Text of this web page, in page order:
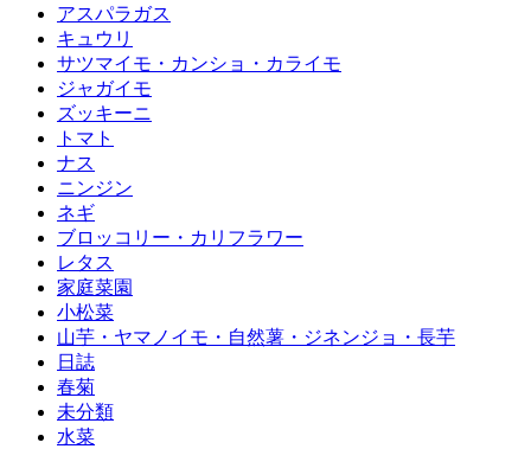
アスパラガス
キュウリ
サツマイモ・カンショ・カライモ
ジャガイモ
ズッキーニ
トマト
ナス
ニンジン
ネギ
ブロッコリー・カリフラワー
レタス
家庭菜園
小松菜
山芋・ヤマノイモ・自然薯・ジネンジョ・長芋
日誌
春菊
未分類
水菜